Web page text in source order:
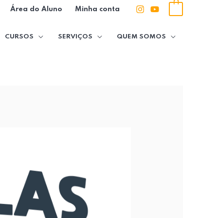
Área do Aluno Minha conta
CURSOS SERVIÇOS QUEM SOMOS